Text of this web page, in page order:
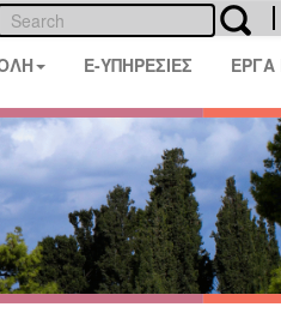
E-ΥΠΗΡΕΣΙΕΣ ΕΡΓΑ